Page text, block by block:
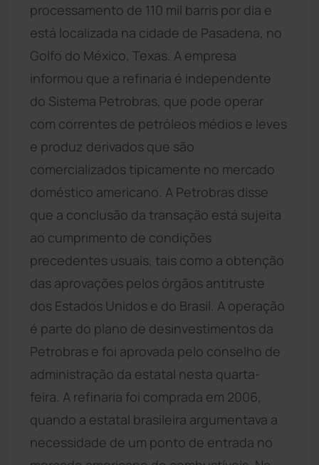
processamento de 110 mil barris por dia e
está localizada na cidade de Pasadena, no
Golfo do México, Texas. A empresa
informou que a refinaria é independente
do Sistema Petrobras, que pode operar
com correntes de petróleos médios e leves
e produz derivados que são
comercializados tipicamente no mercado
doméstico americano. A Petrobras disse
que a conclusão da transação está sujeita
ao cumprimento de condições
precedentes usuais, tais como a obtenção
das aprovações pelos órgãos antitruste
dos Estados Unidos e do Brasil. A operação
é parte do plano de desinvestimentos da
Petrobras e foi aprovada pelo conselho de
administração da estatal nesta quarta-
feira. A refinaria foi comprada em 2006,
quando a estatal brasileira argumentava a
necessidade de um ponto de entrada no